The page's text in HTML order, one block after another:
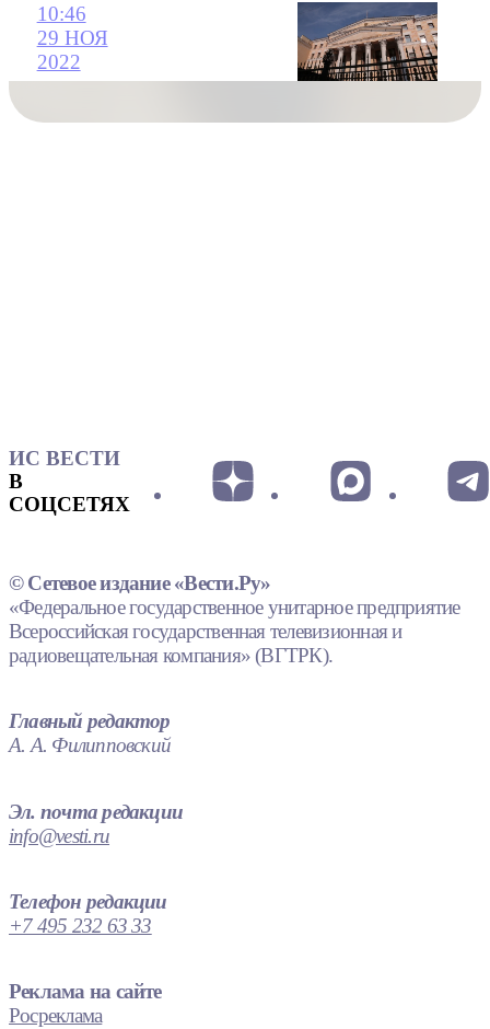
10:46
29 НОЯ
2022
ИС ВЕСТИ
В
СОЦСЕТЯХ
© Сетевое издание «Вести.Ру»
«Федеральное государственное унитарное предприятие
Всероссийская государственная телевизионная и
радиовещательная компания» (ВГТРК).
Главный редактор
А. А. Филипповский
Эл. почта редакции
info@vesti.ru
Телефон редакции
+7 495 232 63 33
Реклама на сайте
Росреклама